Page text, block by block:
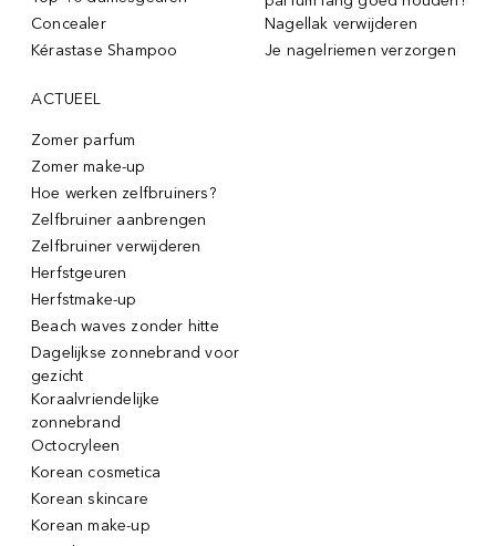
Concealer
Kérastase Shampoo
Nagellak verwijderen
Je nagelriemen verzorgen
ACTUEEL
Zomer parfum
Zomer make-up
Hoe werken zelfbruiners?
Zelfbruiner aanbrengen
Zelfbruiner verwijderen
Herfstgeuren
Herfstmake-up
Beach waves zonder hitte
Dagelijkse zonnebrand voor
gezicht
Koraalvriendelijke
zonnebrand
Octocryleen
Korean cosmetica
Korean skincare
Korean make-up